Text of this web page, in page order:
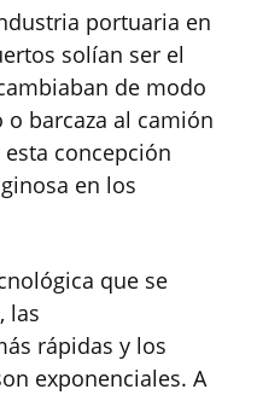
portuaria en
solían ser el
de modo
barcaza al camión
concepción
en los
que se
las
rápidas y los
exponenciales. A